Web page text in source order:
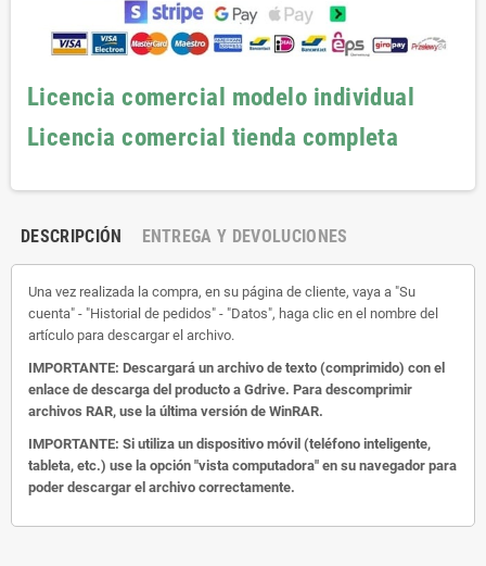
Licencia comercial modelo individual
Licencia comercial tienda completa
DESCRIPCIÓN ENTREGA Y DEVOLUCIONES
Una vez realizada la compra, en su página de cliente, vaya a "Su
cuenta" - "Historial de pedidos" - "Datos", haga clic en el nombre del
artículo para descargar el archivo.
IMPORTANTE: Descargará un archivo de texto (comprimido) con el
enlace de descarga del producto a Gdrive. Para descomprimir
archivos RAR, use la última versión de WinRAR.
IMPORTANTE: Si utiliza un dispositivo móvil (teléfono inteligente,
tableta, etc.) use la opción "vista computadora" en su navegador para
poder descargar el archivo correctamente.